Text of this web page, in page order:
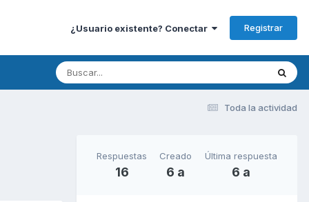
¿Usuario existente? Conectar Registrar
Toda la actividad
Respuestas
16
Creado
6 a
Última respuesta
6 a